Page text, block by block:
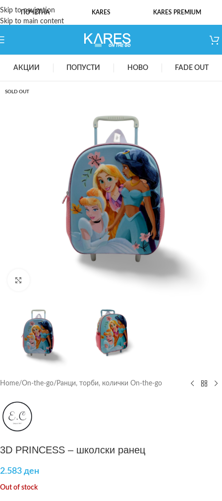
Skip to navigation
Skip to main content
ПОЧЕТНА KARES KARES PREMIUM
АКЦИИ ПОПУСТИ НОВО FADE OUT
SOLD OUT
Home/On-the-go/ Ранци, торби, колички On-the-go
3D PRINCESS – школски ранец
2.583 ден
Out of stock